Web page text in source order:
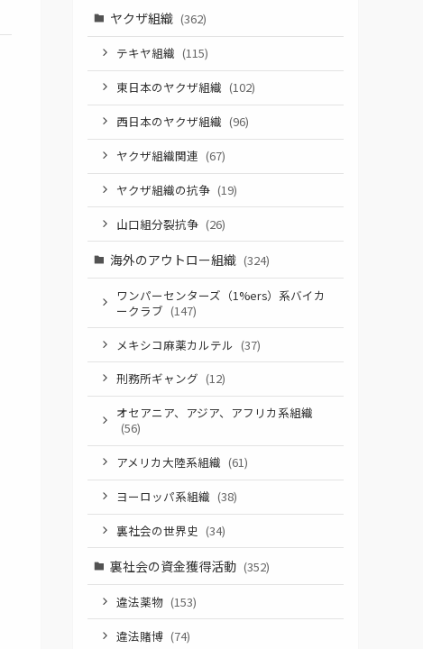
ヤクザ組織 (362)
テキヤ組織 (115)
東日本のヤクザ組織 (102)
西日本のヤクザ組織 (96)
ヤクザ組織関連 (67)
ヤクザ組織の抗争 (19)
山口組分裂抗争 (26)
海外のアウトロー組織 (324)
ワンパーセンターズ（1%ers）系バイカ
ークラブ (147)
メキシコ麻薬カルテル (37)
刑務所ギャング (12)
オセアニア、アジア、アフリカ系組織
(56)
アメリカ大陸系組織 (61)
ヨーロッパ系組織 (38)
裏社会の世界史 (34)
裏社会の資金獲得活動 (352)
違法薬物 (153)
違法賭博 (74)